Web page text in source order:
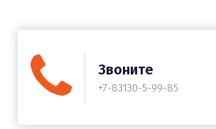
Звоните
+7-83130-5-99-85